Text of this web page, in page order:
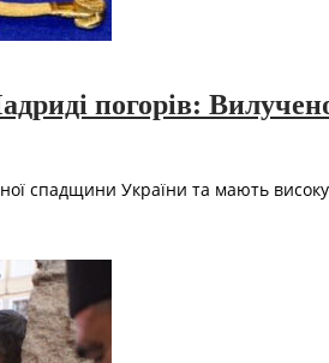
погорів:
спадщини України та мають високу